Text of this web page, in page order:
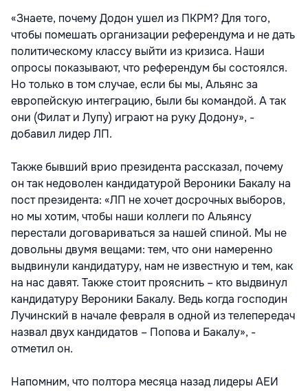
«Знаете, почему Додон ушел из ПКРМ? Для того,
чтобы помешать организации референдума и не дать
политическому классу выйти из кризиса. Наши
опросы показывают, что референдум бы состоялся.
Но только в том случае, если бы мы, Альянс за
европейскую интеграцию, были бы командой. А так
они (Филат и Лупу) играют на руку Додону», -
добавил лидер ЛП.
Также бывший врио президента рассказал, почему
он так недоволен кандидатурой Вероники Бакалу на
пост президента: «ЛП не хочет досрочных выборов,
но мы хотим, чтобы наши коллеги по Альянсу
перестали договариваться за нашей спиной. Мы не
довольны двумя вещами: тем, что они намеренно
выдвинули кандидатуру, нам не известную и тем, как
на нас давят. Также стоит прояснить – кто выдвинул
кандидатуру Вероники Бакалу. Ведь когда господин
Лучинский в начале февраля в одной из телепередач
назвал двух кандидатов – Попова и Бакалу», -
отметил он.
Напомним, что полтора месяца назад лидеры АЕИ